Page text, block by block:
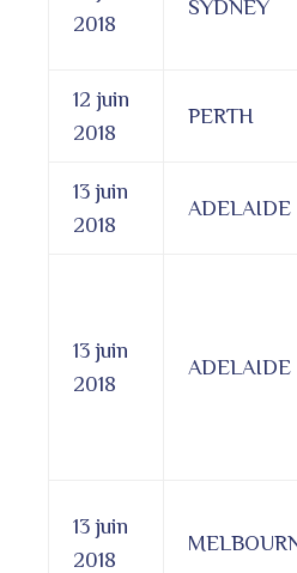
2018
SYDNEY
12 juin
2018
PERTH
13 juin
2018
ADELAIDE
13 juin
2018
ADELAIDE
13 juin
2018